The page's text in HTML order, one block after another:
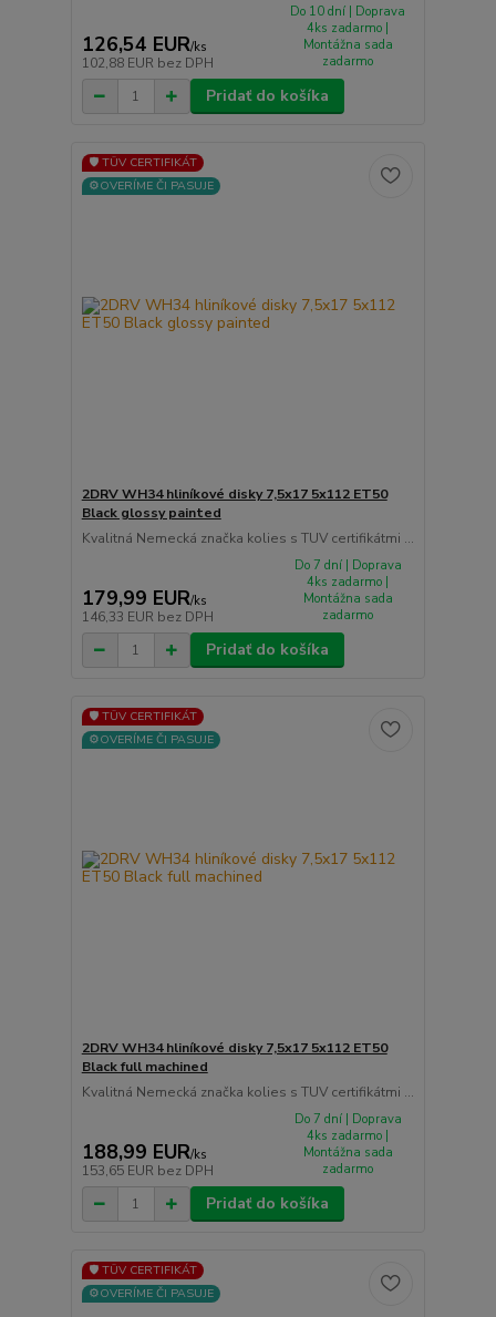
126,54 EUR/ks
102,88 EUR bez DPH
Do 10 dní | Doprava
4ks zadarmo |
Montážna sada
zadarmo
Pridať do košíka
🛡️ TÜV CERTIFIKÁT
⚙️OVERÍME ČI PASUJE
2DRV WH34 hliníkové disky 7,5x17 5x112 ET50
Black glossy painted
Kvalitná Nemecká značka kolies s TUV certifikátmi ...
179,99 EUR/ks
146,33 EUR bez DPH
Do 7 dní | Doprava
4ks zadarmo |
Montážna sada
zadarmo
Pridať do košíka
🛡️ TÜV CERTIFIKÁT
⚙️OVERÍME ČI PASUJE
2DRV WH34 hliníkové disky 7,5x17 5x112 ET50
Black full machined
Kvalitná Nemecká značka kolies s TUV certifikátmi ...
188,99 EUR/ks
153,65 EUR bez DPH
Do 7 dní | Doprava
4ks zadarmo |
Montážna sada
zadarmo
Pridať do košíka
🛡️ TÜV CERTIFIKÁT
⚙️OVERÍME ČI PASUJE